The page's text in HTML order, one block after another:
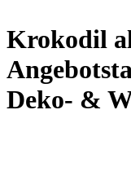
Krokodil
Deko- &